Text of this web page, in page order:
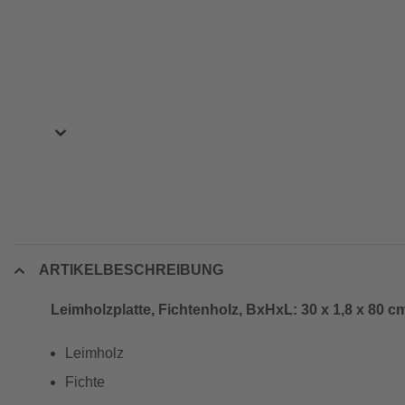
ARTIKELBESCHREIBUNG
Leimholzplatte, Fichtenholz, BxHxL: 30 x 1,8 x 80
Leimholz
Fichte